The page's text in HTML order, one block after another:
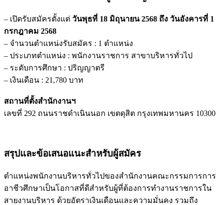
– เปิดรับสมัครตั้งแต่ วันพุธที่ 18 มิถุนายน 2568 ถึง วันอังคารที่ 1
กรกฎาคม 2568
– จำนวนตำแหน่งรับสมัคร : 1 ตำแหน่ง
– ประเภทตำแหน่ง : พนักงานราชการ สาขาบริหารทั่วไป
– ระดับการศึกษา : ปริญญาตรี
– เงินเดือน : 21,780 บาท
สถานที่ตั้งสำนักงานฯ
เลขที่ 292 ถนนราชดำเนินนอก เขตดุสิต กรุงเทพมหานคร 10300
สรุปและข้อเสนอแนะสำหรับผู้สมัคร
ตำแหน่งพนักงานบริหารทั่วไปของสำนักงานคณะกรรมการการ
อาชีวศึกษาเป็นโอกาสที่ดีสำหรับผู้ที่ต้องการทำงานราชการใน
สายงานบริหาร ด้วยอัตราเงินเดือนและความมั่นคง รวมถึง